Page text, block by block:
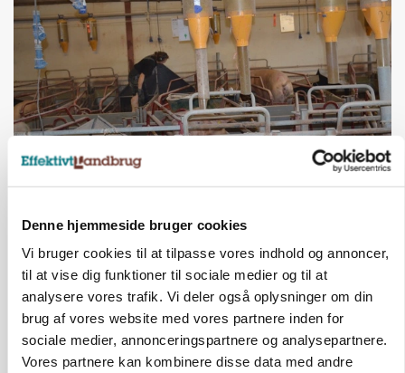
Denne hjemmeside bruger cookies
Vi bruger cookies til at tilpasse vores indhold og annoncer,
til at vise dig funktioner til sociale medier og til at
analysere vores trafik. Vi deler også oplysninger om din
brug af vores website med vores partnere inden for
sociale medier, annonceringspartnere og analysepartnere.
Vores partnere kan kombinere disse data med andre
GRISE
Rådgiver om DB-Tjek: Små justeringer kan give
Loading...